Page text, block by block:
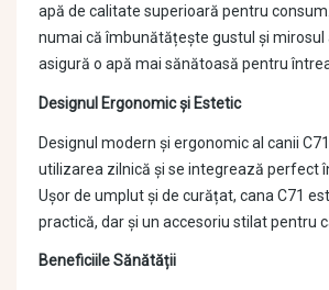
apă de calitate superioară pentru
numai că îmbunătățește gustul și mirosul
asigură o apă mai sănătoasă pentru
Designul Ergonomic și Estetic
Designul modern și ergonomic al canii
utilizarea zilnică și se integrează perfect
Ușor de umplut și de curățat, cana C71
practică, dar și un accesoriu stilat pentru
Beneficiile Sănătății